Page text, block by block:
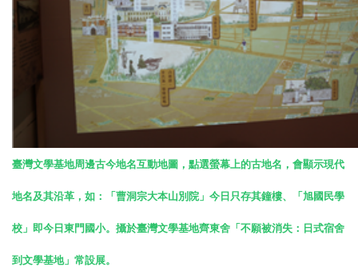
臺灣文學基地周邊古今地名互動地圖，點選螢幕上的古地名，會顯示現代
地名及其沿革，如：「曹洞宗大本山別院」今日只存其鐘樓、「旭國民學
校」即今日東門國小。攝於臺灣文學基地齊東舍「不願被消失：日式宿舍
到文學基地」常設展。